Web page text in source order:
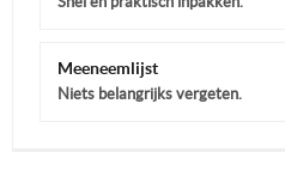
Meeneemlijst
Niets belangrijks vergeten.